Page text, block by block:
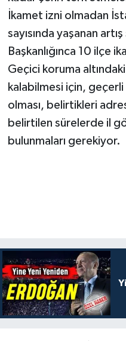
İkamet izni olmadan
sayısında yaşanan
Başkanlığınca 10 ilçe
Geçici koruma
kalabilmesi için,
olması, belirtikleri
belirtilen sürelerde il
bulunmaları gerekiyor.